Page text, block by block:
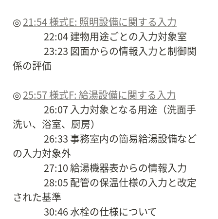
◎ 21:54 様式E: 照明設備に関する入力
22:04 建物用途ごとの入力対象室
23:23 図面からの情報入力と制御関
係の評価
◎ 25:57 様式F: 給湯設備に関する入力
26:07 入力対象となる用途（洗面手
洗い、浴室、厨房）
26:33 事務室内の簡易給湯設備など
の入力対象外
27:10 給湯機器表からの情報入力
28:05 配管の保温仕様の入力と改定
された基準
30:46 水栓の仕様について